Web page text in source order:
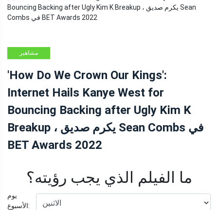
مشاهير
'How Do We Crown Our Kings':
Internet Hails Kanye West for
Bouncing Backing after Ugly Kim K
Breakup ، يكرم صديق Sean Combs في
BET Awards 2022
ما الفيلم الذي يجب رؤيته؟
يوم
الأسبوع: